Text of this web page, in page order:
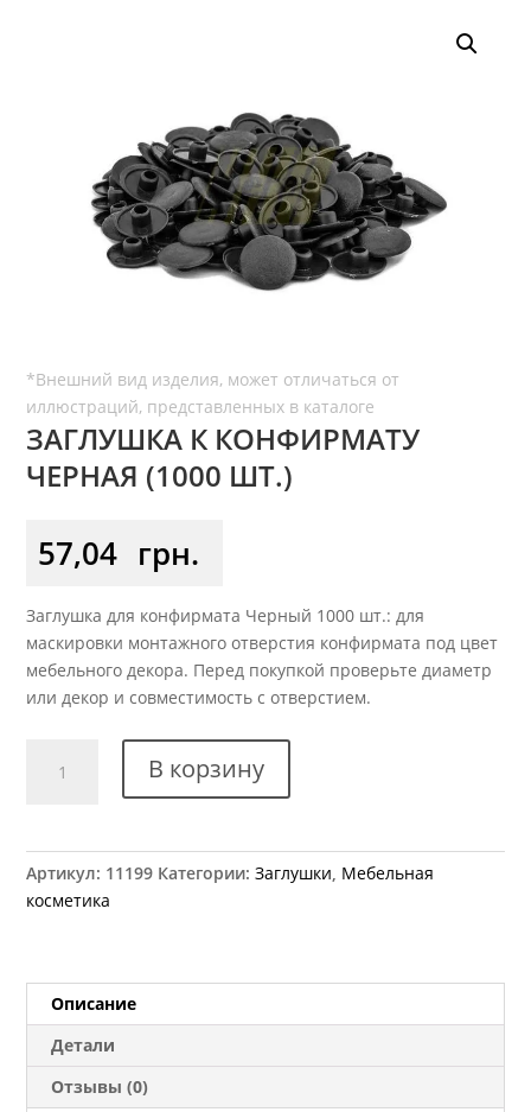
ЗАГЛУШКА К КОНФИРМАТУ
ЧЕРНАЯ (1000 ШТ.)
57,04 грн.
Заглушка для конфирмата Черный 1000 шт.: для
маскировки монтажного отверстия конфирмата под цвет
мебельного декора. Перед покупкой проверьте диаметр
или декор и совместимость с отверстием.
товара
черная
В корзину
Артикул: 11199 Категории:Заглушки Мебельная
косметика
Описание
Детали
Отзывы (0)